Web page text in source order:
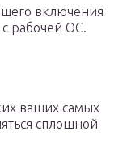
включения
рабочей ОС.
ваших самых
сплошной